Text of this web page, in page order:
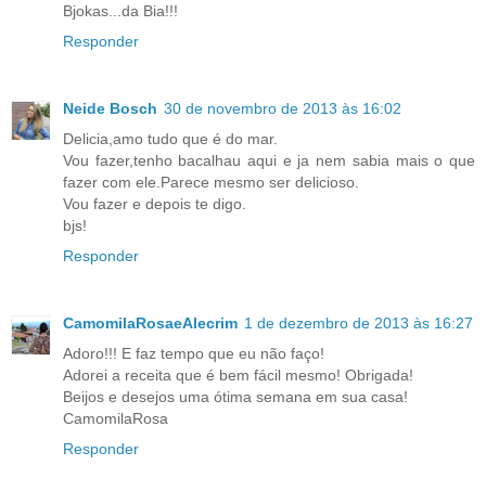
Bjokas...da Bia!!!
Responder
Neide Bosch 30 de novembro de 2013 às 16:02
Delicia,amo tudo que é do mar.
Vou fazer,tenho bacalhau aqui e ja nem sabia mais o que
fazer com ele.Parece mesmo ser delicioso.
Vou fazer e depois te digo.
bjs!
Responder
CamomilaRosaeAlecrim 1 de dezembro de 2013 às 16:27
Adoro!!! E faz tempo que eu não faço!
Adorei a receita que é bem fácil mesmo! Obrigada!
Beijos e desejos uma ótima semana em sua casa!
CamomilaRosa
Responder